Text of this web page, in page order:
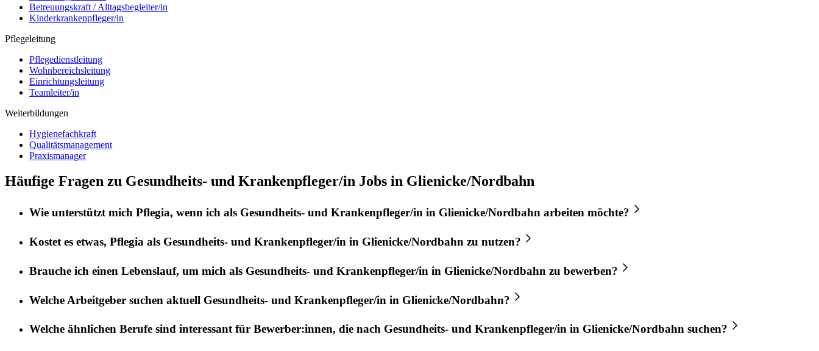
Betreuungskraft / Alltagsbegleiter/in
Kinderkrankenpfleger/in
Pflegeleitung
Pflegedienstleitung
Wohnbereichsleitung
Einrichtungsleitung
Teamleiter/in
Weiterbildungen
Hygienefachkraft
Qualitätsmanagement
Praxismanager
Häufige Fragen zu Gesundheits- und Krankenpfleger/in Jobs in Glienicke/Nordbahn
Wie unterstützt mich Pflegia, wenn ich als Gesundheits- und Krankenpfleger/in in Glienicke/Nordbahn arbeiten möchte?
Kostet es etwas, Pflegia als Gesundheits- und Krankenpfleger/in in Glienicke/Nordbahn zu nutzen?
Brauche ich einen Lebenslauf, um mich als Gesundheits- und Krankenpfleger/in in Glienicke/Nordbahn zu bewerben?
Welche Arbeitgeber suchen aktuell Gesundheits- und Krankenpfleger/in in Glienicke/Nordbahn?
Welche ähnlichen Berufe sind interessant für Bewerber:innen, die nach Gesundheits- und Krankenpfleger/in in Glienicke/Nordbahn suchen?